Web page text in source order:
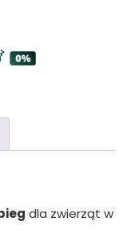
dla zwierząt w